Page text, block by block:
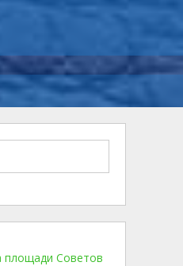
площади Советов